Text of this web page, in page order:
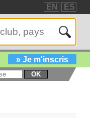
EN ES
» Je m'inscris
OK